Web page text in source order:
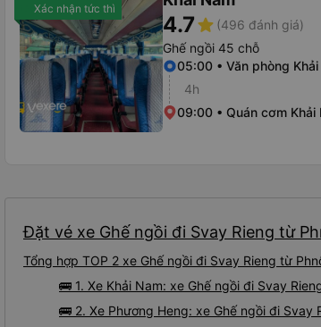
Xác nhận tức thì
4.7star (496 đánh giá)
Ghế ngồi 45 chỗ
05:00 • Văn phòng
4h
09:00 • Quán cơm Khải
Đặt vé xe Ghế ngồi đi Svay Rieng từ
Tổng hợp TOP 2 xe Ghế ngồi đi Svay Rieng từ
🚌 1. Xe Khải Nam: xe Ghế ngồi đi Svay
🚌 2. Xe Phương Heng: xe Ghế ngồi đi Svay